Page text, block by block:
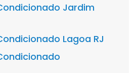
Jardim
Lagoa RJ